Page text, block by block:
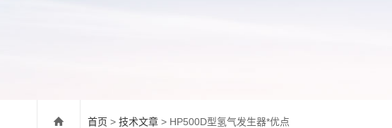
首页 > 技术文章 > HP500D型氢气发生器*优点